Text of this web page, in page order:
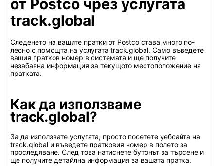
от Postco чрез услугата
track.global
Следенето на вашите пратки от Postco става много по-
лесно с помощта на услугата track.global. Само въведете
вашия пратков номер в системата и ще получите
незабавна информация за текущото местоположение на
пратката.
Как да използваме
track.global?
За да използвате услугата, просто посетете уебсайта на
track.global и въведете пратковия номер в полето за
проследяване. След това натиснете бутонът за търсене и
ще получите детайлна информация за вашата пратка.